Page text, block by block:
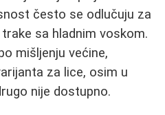
često se odlučuju za
sa hladnim voskom.
mišljenju većine,
za lice, osim u
nije dostupno.